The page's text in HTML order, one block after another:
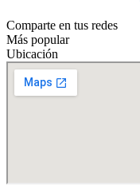
Comparte en tus redes
Más popular
Ubicación